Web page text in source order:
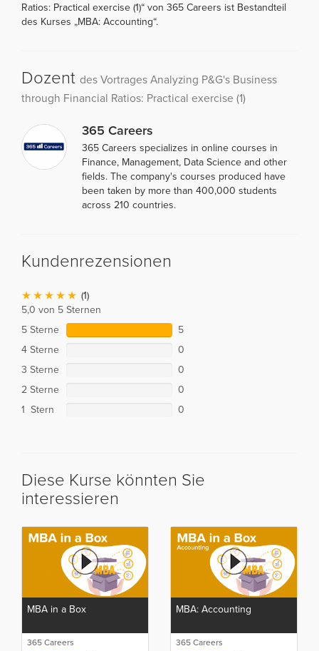
Ratios: Practical exercise (1)“ von 365 Careers ist Bestandteil
des Kurses „MBA: Accounting“.
Dozent des Vortrages Analyzing P&G's Business
through Financial Ratios: Practical exercise (1)
365 Careers
365 Careers specializes in online courses in
Finance, Management, Data Science and other
fields. The company's courses produced have
been taken by more than 400,000 students
across 210 countries.
Kundenrezensionen
(1)
5,0 von 5 Sternen
5 Sterne
5
4 Sterne
0
3 Sterne
0
2 Sterne
0
1 Stern
0
Diese Kurse könnten Sie
interessieren
MBA in a Box
365 Careers
MBA: Accounting
365 Careers